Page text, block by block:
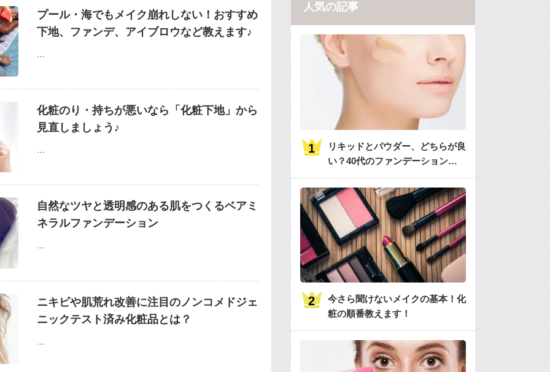
プール・海でもメイク崩れしない！おすすめ
下地、ファンデ、アイブロウなど教えます♪
化粧のり・持ちが悪いなら「化粧下地」から
見直しましょう♪
自然なツヤと透明感のある肌をつくるベアミ
ネラルファンデーション
…
ニキビや肌荒れ改善に注目のノンコメドジェ
ニックテスト済み化粧品とは？
人気の記事
リキッドとパウダー、どちらが良
い？40代のファンデーションの
選び方
今さら聞けないメイクの基本！化
粧の順番教えます！